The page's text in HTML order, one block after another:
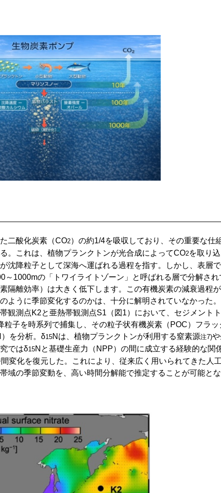
二酸化炭素（CO2）の約1/4を吸収しており、その重要な仕
。これは、植物プランクトンが光合成によってCO2を取り込
沈降粒子として深海へ運ばれる過程を指す。しかし、表層
～1000mの「トワイライトゾーン」と呼ばれる層で分解され
隔離効率）は大きく低下します。この有機炭素の減衰過程
ように季節変化するのかは、十分に解明されていなかった。
測点K2と亜熱帯観測点S1（図1）において、セジメントト
子を時系列で捕集し、その粒子状有機炭素（POC）フラッ
を分析。δ15Nは、植物プランクトンが利用する窒素源注7)
ではδ15Nと基礎生産力（NPP）の間に成立する経験的な関
変化を復元した。これにより、従来広く用いられてきた人工
域の季節変動を、高い時間分解能で推定することが可能と